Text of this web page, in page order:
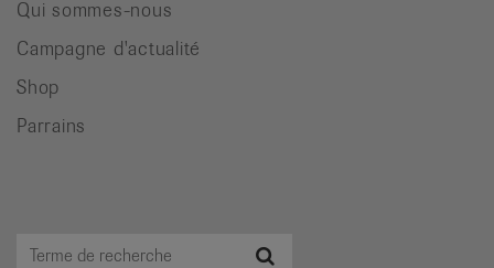
Qui sommes-nous
Campagne d'actualité
Shop
Parrains
Terme